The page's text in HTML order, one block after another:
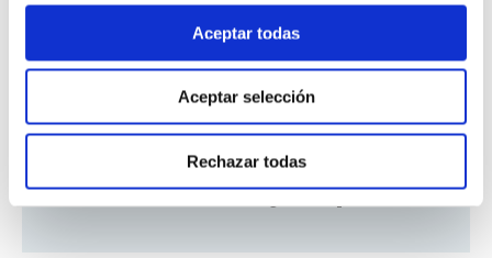
Aceptar todas
Aceptar selección
Rechazar todas
Nuevas normas UNE en catalán